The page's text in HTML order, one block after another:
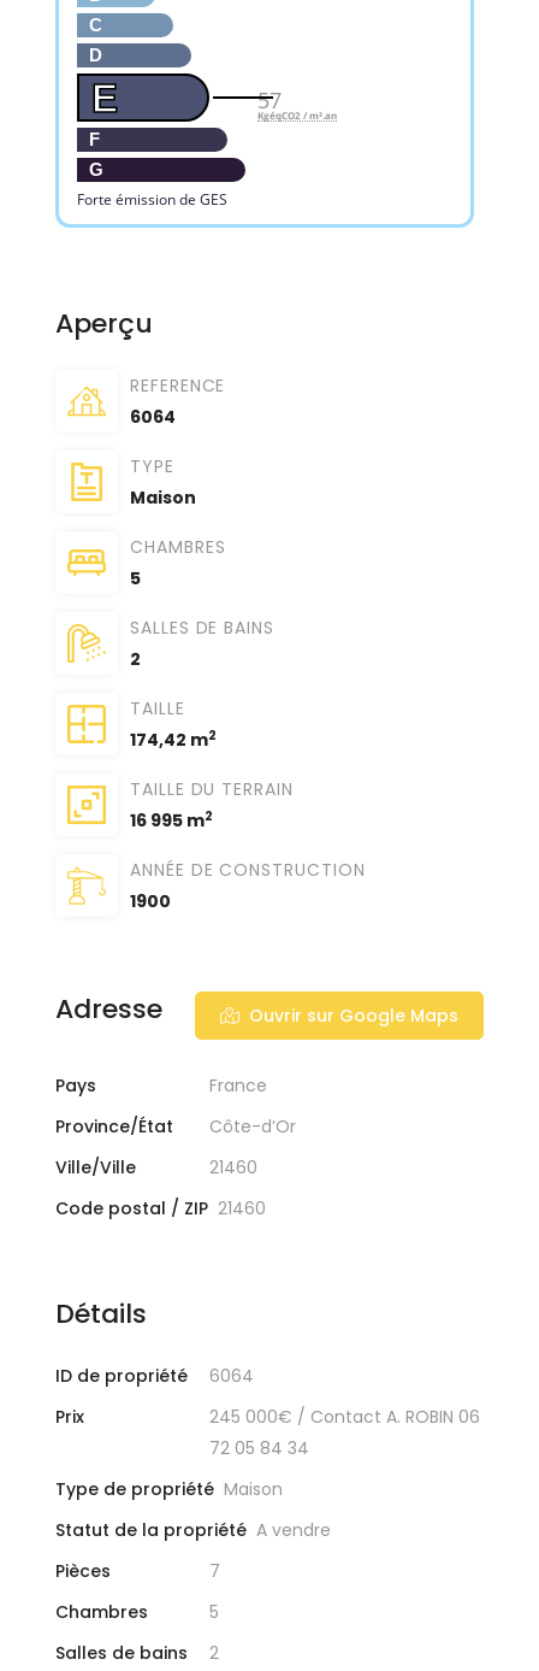
C
D
E
F
G
Forte émission de GES
57
KgéqCO2 / m².an
Aperçu
REFERENCE
6064
TYPE
Maison
CHAMBRES
5
SALLES DE BAINS
2
TAILLE
174,42 m2
TAILLE DU TERRAIN
16 995 m2
ANNÉE DE CONSTRUCTION
1900
Adresse Ouvrir sur Google Maps
Pays
France
Province/État
Côte-d’Or
Ville/Ville
21460
Code postal / ZIP 21460
Détails
ID de propriété
6064
Prix
245 000€ / Contact A. ROBIN 06
72 05 84 34
Type de propriété Maison
Statut de la propriété A vendre
Pièces
7
Chambres
5
Salles de bains
2